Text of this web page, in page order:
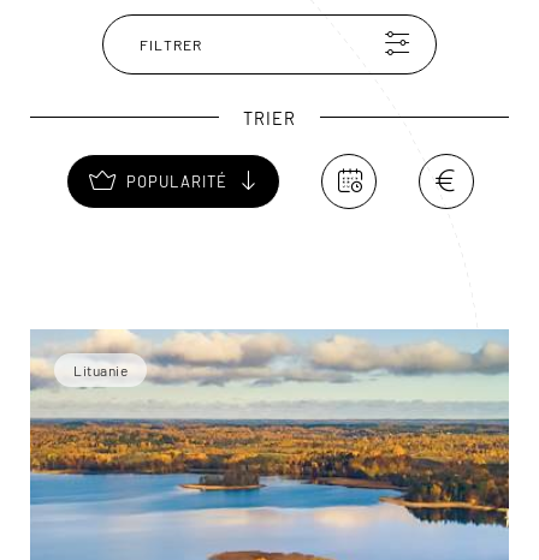
stations balnéaires de Juodkrante, Pervalka, Preila et
Nida, au charme d’un autre siècle.
FILTRER
TRIER
POPULARITÉ
Lituanie